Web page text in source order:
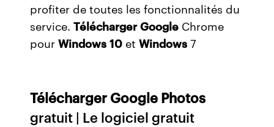
profiter de toutes les fonctionnalités du
service.Télécharger Google Chrome
pourWindows 10 etWindows 7
Télécharger Google Photos
gratuit | Le logiciel gratuit